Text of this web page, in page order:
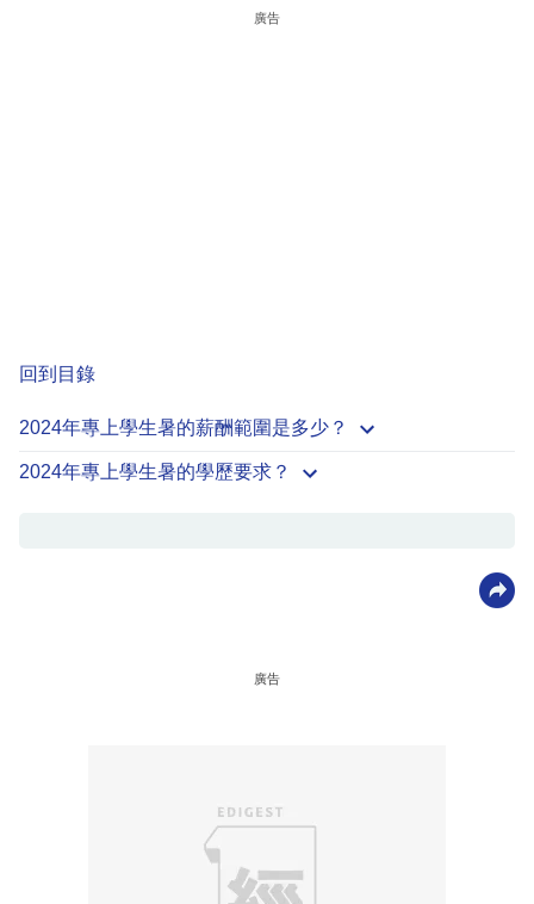
廣告
回到目錄
2024年專上學生暑的薪酬範圍是多少？
2024年專上學生暑的學歷要求？
廣告